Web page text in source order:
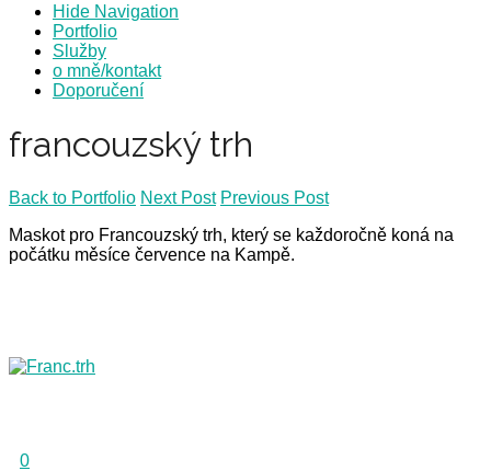
Hide Navigation
Portfolio
Služby
o mně/kontakt
Doporučení
francouzský trh
Back to Portfolio Next Post Previous Post
Maskot pro Francouzský trh, který se každoročně koná na
počátku měsíce července na Kampě.
0